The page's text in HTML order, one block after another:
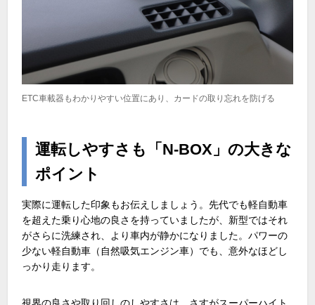
ETC車載器もわかりやすい位置にあり、カードの取り忘れを防げる
運転しやすさも「N-BOX」の大きな
ポイント
実際に運転した印象もお伝えしましょう。先代でも軽自動車
を超えた乗り心地の良さを持っていましたが、新型ではそれ
がさらに洗練され、より車内が静かになりました。パワーの
少ない軽自動車（自然吸気エンジン車）でも、意外なほどし
っかり走ります。